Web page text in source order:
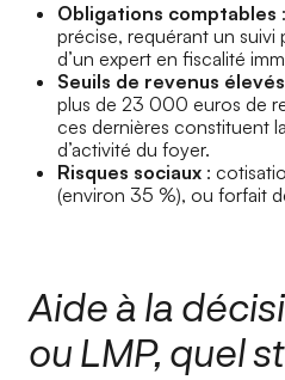
Obligations comptables
précise, requérant un suivi
d’un expert en fiscalité
Seuils de revenus élevés
plus de 23 000 euros de
ces dernières constituent
d’activité du foyer.
Risques sociaux :
(environ 35 %), ou forfait
Aide à la
ou LMP, quel